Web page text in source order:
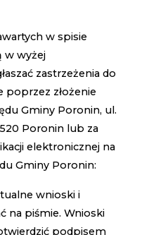
w spisie
w wyżej
zastrzeżenia do
poprzez złożenie
Gminy Poronin, ul.
Poronin lub za
elektronicznej na
Gminy Poronin:
wnioski i
na piśmie. Wnioski
podpisem